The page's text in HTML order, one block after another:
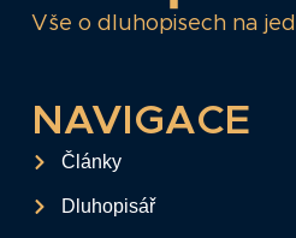
Vše o dluhopisech na
NAVIGACE
Články
Dluhopisář